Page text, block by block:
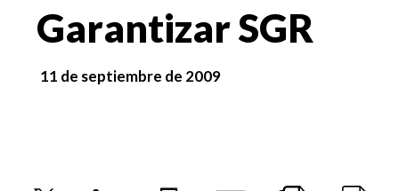
Garantizar SGR
11 de septiembre de 2009